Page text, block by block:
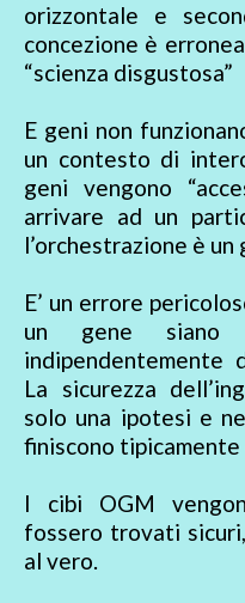
orizzontale e
concezione è
“scienza disgustosa”
E geni non
un contesto di
geni vengono
arrivare ad un
l’orchestrazione è
E’ un errore
un gene siano
indipendentemente
La sicurezza
solo una ipotesi e
finiscono
I cibi OGM
fossero trovati
al vero.